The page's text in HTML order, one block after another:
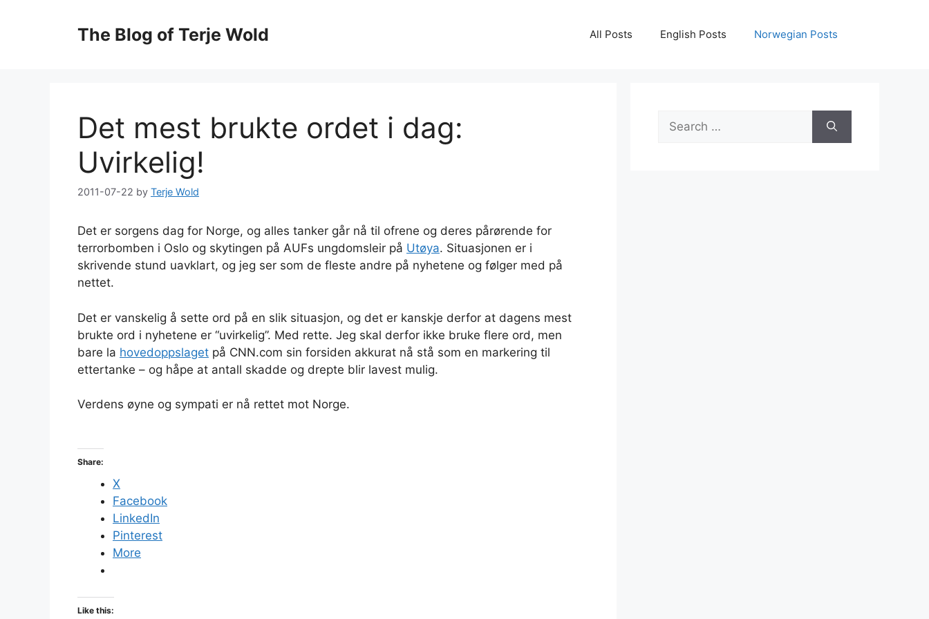
The Blog of Terje Wold All Posts English Posts Norwegian Posts
Det mest brukte ordet i dag:
Uvirkelig!
2011-07-22 by Terje Wold
Det er sorgens dag for Norge, og alles tanker går nå til ofrene og deres pårørende for
terrorbomben i Oslo og skytingen på AUFs ungdomsleir på Utøya. Situasjonen er i
skrivende stund uavklart, og jeg ser som de fleste andre på nyhetene og følger med på
nettet.
Det er vanskelig å sette ord på en slik situasjon, og det er kanskje derfor at dagens mest
brukte ord i nyhetene er “uvirkelig”. Med rette. Jeg skal derfor ikke bruke flere ord, men
bare la hovedoppslaget på CNN.com sin forsiden akkurat nå stå som en markering til
ettertanke – og håpe at antall skadde og drepte blir lavest mulig.
Verdens øyne og sympati er nå rettet mot Norge.
Share:
X
Facebook
LinkedIn
Pinterest
More
Like this:
Search
for: